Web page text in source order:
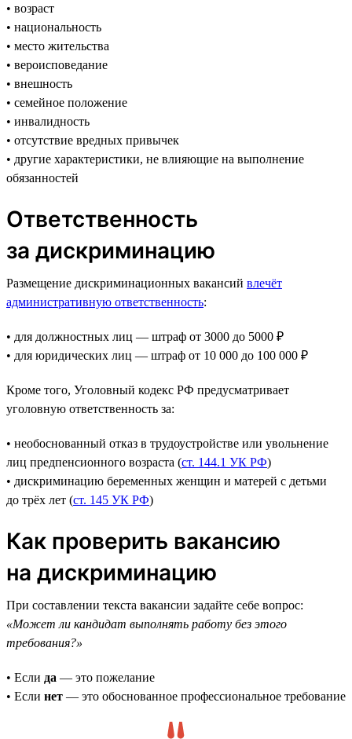
• возраст
• национальность
• место жительства
• вероисповедание
• внешность
• семейное положение
• инвалидность
• отсутствие вредных привычек
• другие характеристики, не влияющие на выполнение
обязанностей
Ответственность
за дискриминацию
Размещение дискриминационных вакансий влечёт
административную ответственность:
• для должностных лиц — штраф от 3000 до 5000 ₽
• для юридических лиц — штраф от 10 000 до 100 000 ₽
Кроме того, Уголовный кодекс РФ предусматривает
уголовную ответственность за:
• необоснованный отказ в трудоустройстве или увольнение
лиц предпенсионного возраста (ст. 144.1 УК РФ)
• дискриминацию беременных женщин и матерей с детьми
до трёх лет (ст. 145 УК РФ)
Как проверить вакансию
на дискриминацию
При составлении текста вакансии задайте себе вопрос:
«Может ли кандидат выполнять работу без этого
требования?»
• Если да — это пожелание
• Если нет — это обоснованное профессиональное требование